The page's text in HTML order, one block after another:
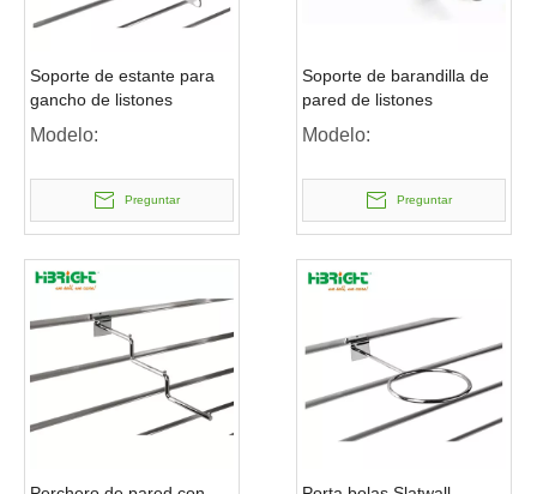
Soporte de estante para
gancho de listones
Modelo:
Preguntar
Soporte de barandilla de
pared de listones
Modelo:
Preguntar